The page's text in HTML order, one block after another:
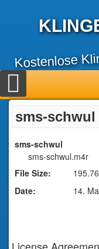
Kostenlose
sms-schwul
sms-schwul
sms-schwul.m4r
File Size:
Date:
14.